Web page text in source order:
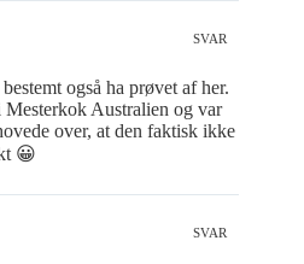
SVAR
også ha prøvet af her.
Australien og var
over, at den faktisk ikke
😀
SVAR